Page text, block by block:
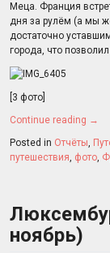
Меца. Франция
дня за рулём (а мы
достаточно
города, что
[3 фото]
Continue reading →
Posted in Отчёты,
путешествия, фото,
ноябрь)